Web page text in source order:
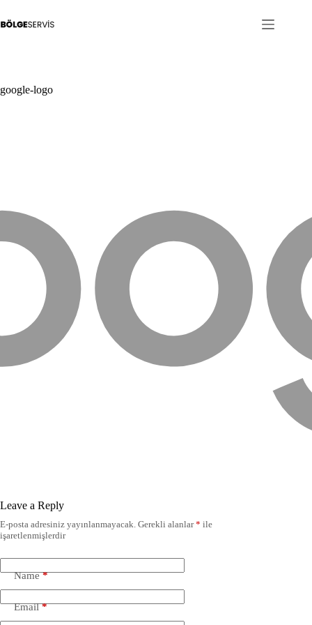
content
google-logo
Leave a Reply
E-posta adresiniz yayınlanmayacak. Gerekli alanlar* ile
işaretlenmişlerdir
Name*
Email*